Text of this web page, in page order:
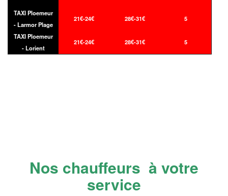
TAXI Ploemeur
- Larmor Plage
21€-24€ 28€-31€ 5
TAXI Ploemeur
- Lorient
21€-24€ 28€-31€ 5
Nos chauffeurs à votre
service